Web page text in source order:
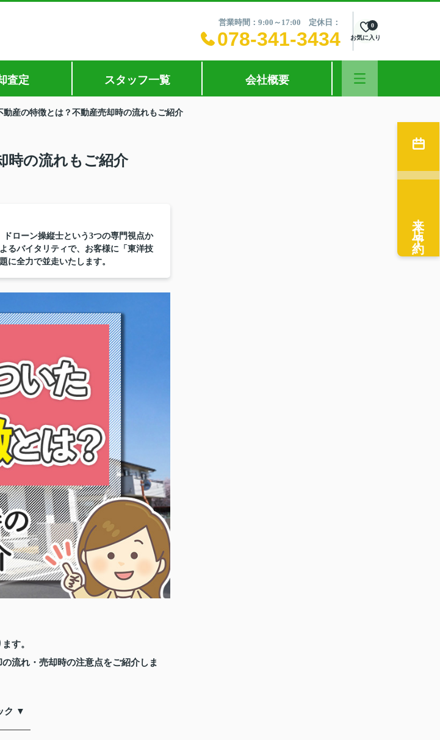
営業時間：9:00～17:00 定休日：
078-341-3434 お気に入り
0
査定 スタッフ一覧 会社概要
動産の特徴とは？不動産売却時の流れもご紹介
時の流れもご紹介
ローン操縦士という3つの専門視点か
るバイタリティで、お客様に「東洋技
に全力で並走いたします。
す。
流れ・売却時の注意点をご紹介しま
ク ▼
来店予約